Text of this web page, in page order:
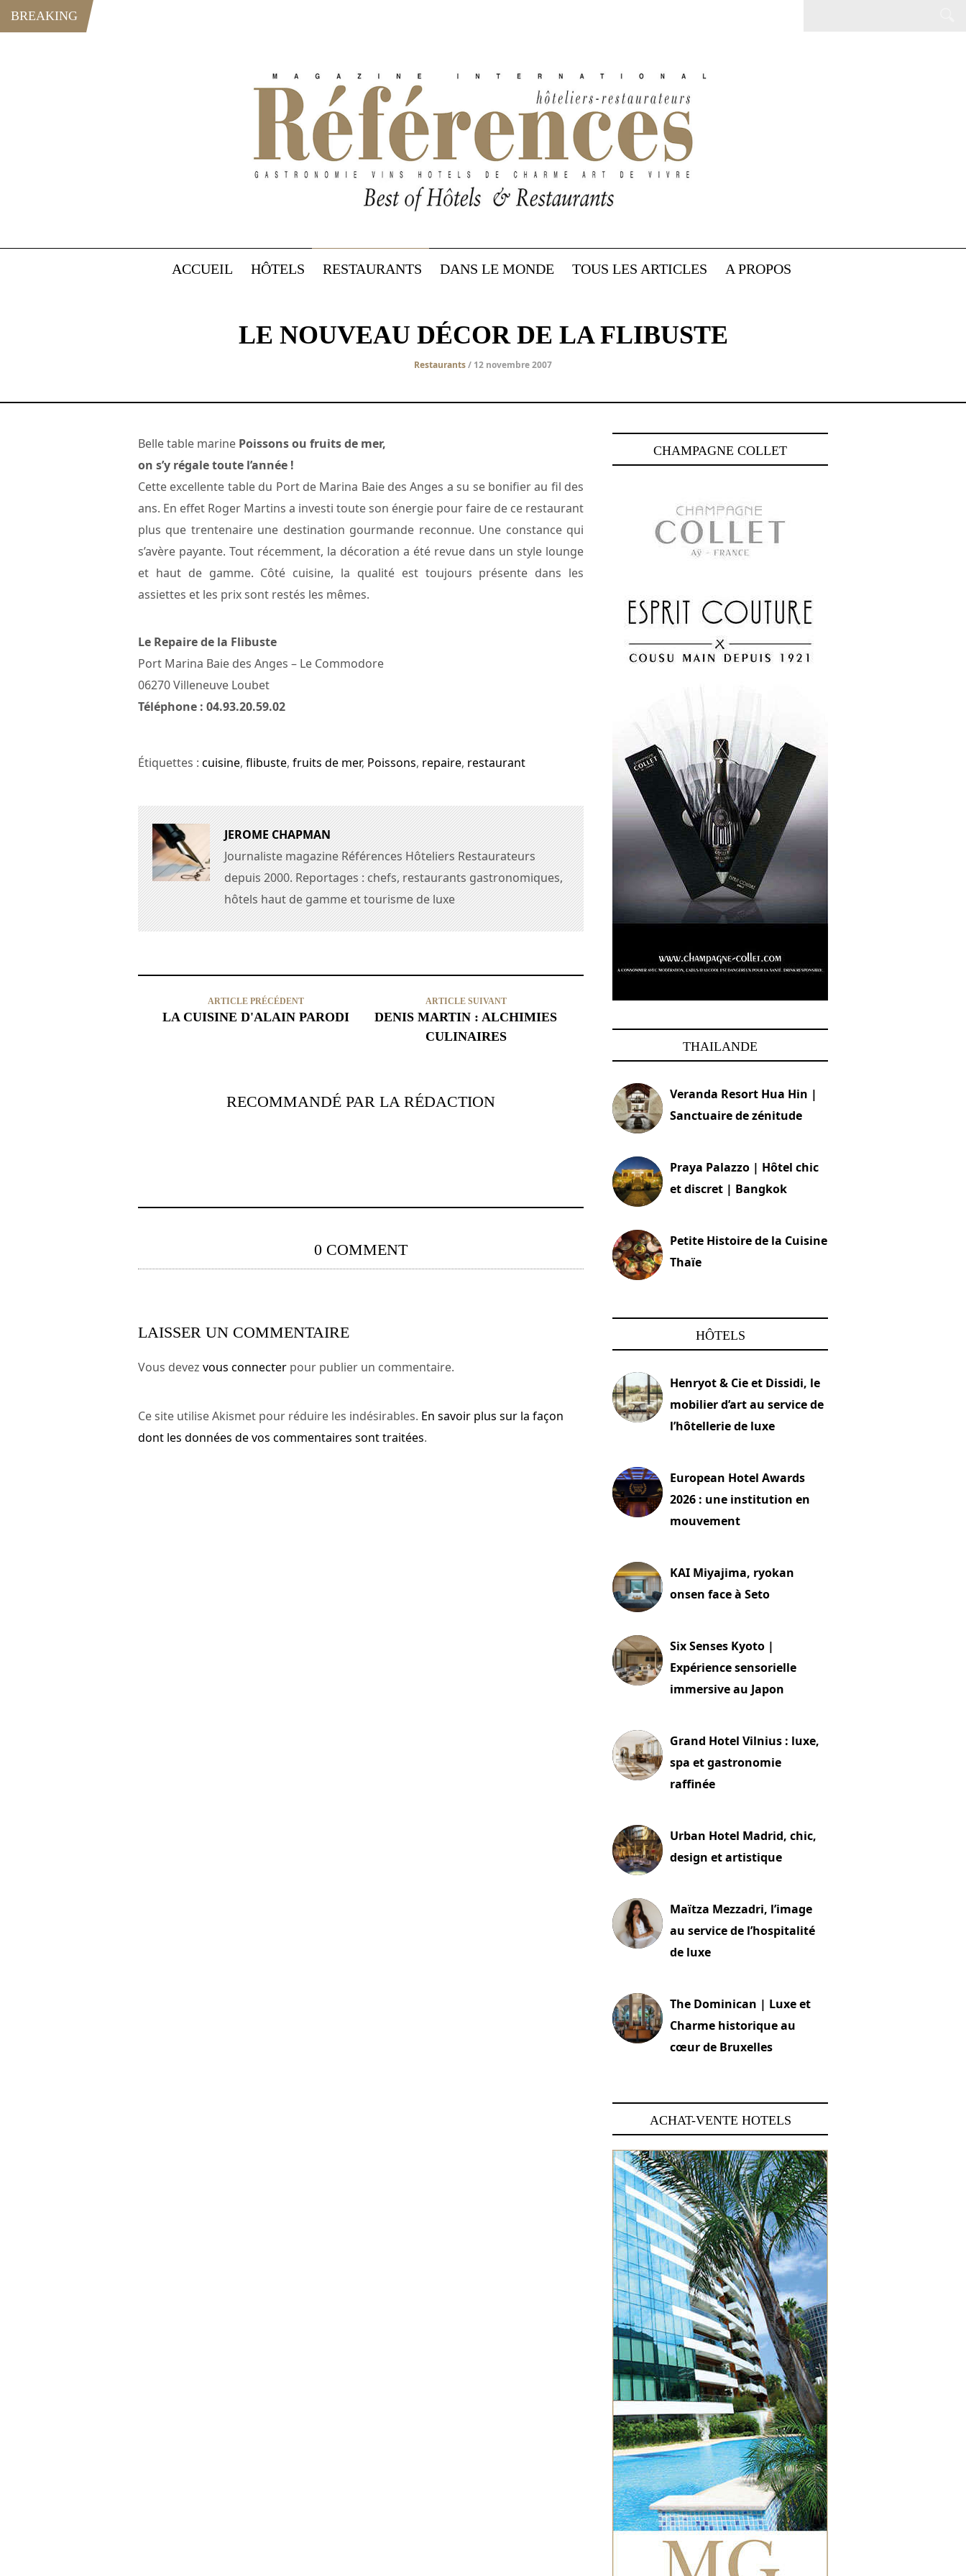
BREAKING
ACCUEIL HÔTELS RESTAURANTS DANS LE MONDE TOUS LES ARTICLES A PROPOS
LE NOUVEAU DÉCOR DE LA FLIBUSTE
Restaurants/ 12 novembre 2007
Belle table marine Poissons ou fruits de mer,
on s’y régale toute l’année !
Cette excellente table du Port de Marina Baie des Anges a su se bonifier au fil des
ans. En effet Roger Martins a investi toute son énergie pour faire de ce restaurant
plus que trentenaire une destination gourmande reconnue. Une constance qui
s’avère payante. Tout récemment, la décoration a été revue dans un style lounge
et haut de gamme. Côté cuisine, la qualité est toujours présente dans les
assiettes et les prix sont restés les mêmes.
Le Repaire de la Flibuste
Port Marina Baie des Anges – Le Commodore
06270 Villeneuve Loubet
Téléphone : 04.93.20.59.02
Étiquettes : cuisine, flibuste, fruits de mer, Poissons, repaire, restaurant
JEROME CHAPMAN
Journaliste magazine Références Hôteliers Restaurateurs
depuis 2000. Reportages : chefs, restaurants gastronomiques,
hôtels haut de gamme et tourisme de luxe
ARTICLE PRÉCÉDENT
LA CUISINE D'ALAIN PARODI
ARTICLE SUIVANT
DENIS MARTIN : ALCHIMIES
CULINAIRES
RECOMMANDÉ PAR LA RÉDACTION
0 COMMENT
LAISSER UN COMMENTAIRE
Vous devez vous connecter pour publier un commentaire.
Ce site utilise Akismet pour réduire les indésirables. En savoir plus sur la façon
dont les données de vos commentaires sont traitées.
CHAMPAGNE COLLET
THAILANDE
Veranda Resort Hua Hin |
Sanctuaire de zénitude
Praya Palazzo | Hôtel chic
et discret | Bangkok
Petite Histoire de la Cuisine
Thaïe
HÔTELS
Henryot & Cie et Dissidi, le
mobilier d’art au service de
l’hôtellerie de luxe
European Hotel Awards
2026 : une institution en
mouvement
KAI Miyajima, ryokan
onsen face à Seto
Six Senses Kyoto |
Expérience sensorielle
immersive au Japon
Grand Hotel Vilnius : luxe,
spa et gastronomie
raffinée
Urban Hotel Madrid, chic,
design et artistique
Maïtza Mezzadri, l’image
au service de l’hospitalité
de luxe
The Dominican | Luxe et
Charme historique au
cœur de Bruxelles
ACHAT-VENTE HOTELS